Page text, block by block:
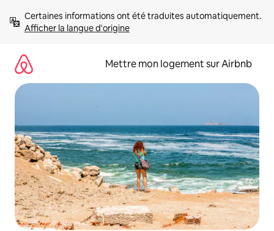
directement
Afficher la langue d'origine
Mettre mon logement sur Airbnb